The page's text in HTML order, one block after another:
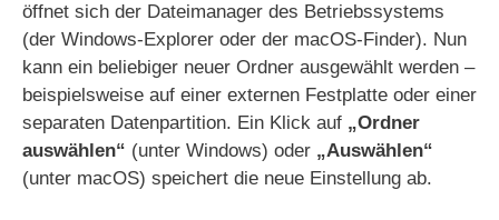
öffnet sich der Dateimanager des Betriebssystems
(der Windows-Explorer oder der macOS-Finder). Nun
kann ein beliebiger neuer Ordner ausgewählt werden –
beispielsweise auf einer externen Festplatte oder einer
separaten Datenpartition. Ein Klick auf „Ordner
auswählen“ (unter Windows) oder „Auswählen“
(unter macOS) speichert die neue Einstellung ab.